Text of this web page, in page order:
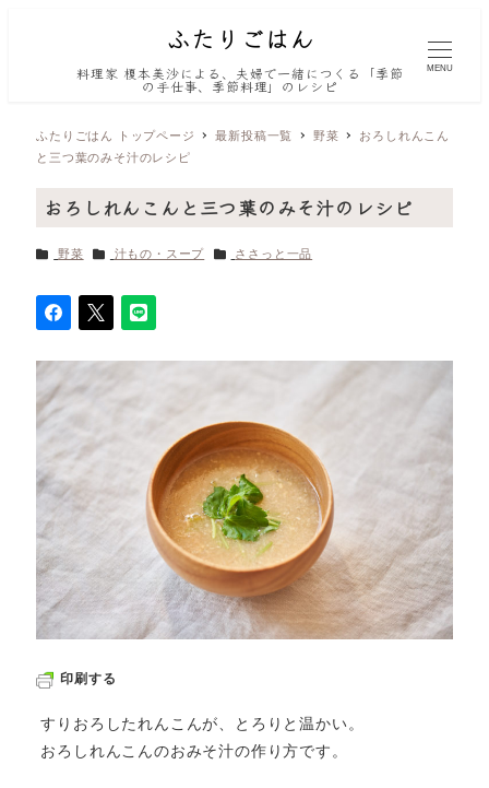
料理家 榎本美沙による、夫婦で一緒につくる「季節
の手仕事、季節料理」のレシピ
MENU
ふたりごはん トップページ 最新投稿一覧 野菜
おろしれんこん
と三つ葉のみそ汁のレシピ
おろしれんこんと三つ葉のみそ汁のレシピ
カテゴリー
野菜 カテゴリー
汁もの・スープ カテゴリー
ささっと一品
印刷する
すりおろしたれんこんが、とろりと温かい。
おろしれんこんのおみそ汁の作り方です。